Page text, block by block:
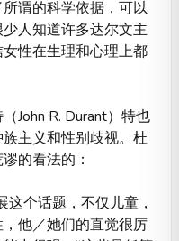
谓的科学依据，可以
人知道许多达尔文主
性在生理和心理上都
John R. Durant）特也
主义和性别歧视。杜
的看法的：
个话题，不仅儿童，
他／她们的直觉很厉